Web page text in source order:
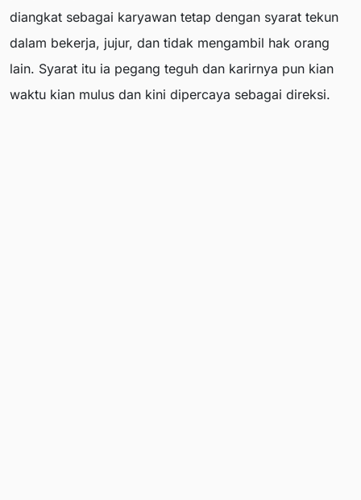
diangkat sebagai karyawan tetap dengan syarat tekun
dalam bekerja, jujur, dan tidak mengambil hak orang
lain. Syarat itu ia pegang teguh dan karirnya pun kian
waktu kian mulus dan kini dipercaya sebagai direksi.